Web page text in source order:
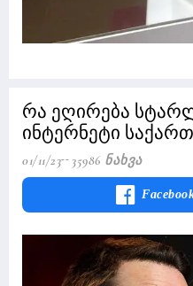
რა ეღირება
ინტერნეტი
01/11/23 35986 Ნახვა